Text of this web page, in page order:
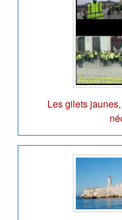
Les gilets